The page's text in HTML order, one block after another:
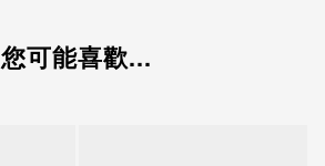
您可能喜歡...